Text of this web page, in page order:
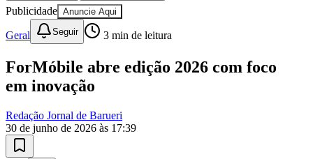
Publicidade Anuncie Aqui
Geral Seguir 3 min de leitura
ForMóbile abre edição 2026 com foco
em inovação
Redação Jornal de Barueri
30 de junho de 2026 às 17:39